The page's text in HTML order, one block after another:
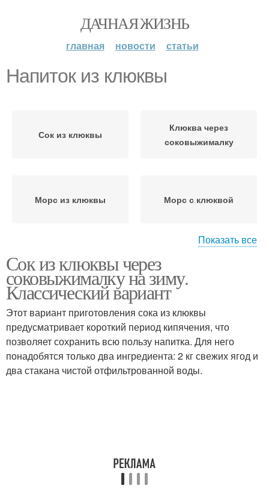
ДАЧНАЯ ЖИЗНЬ
главная новости статьи
Напиток из клюквы
Сок из клюквы
Клюква через
соковыжималку
Морс из клюквы Морс с клюквой
Водка на клюкве
Клюква для организма Клюквы для здоровья
Показать все
Сок из клюквы через
соковыжималку на зиму.
Классический вариант
Этот вариант приготовления сока из клюквы
предусматривает короткий период кипячения, что
позволяет сохранить всю пользу напитка. Для него
понадобятся только два ингредиента: 2 кг свежих ягод и
два стакана чистой отфильтрованной воды.